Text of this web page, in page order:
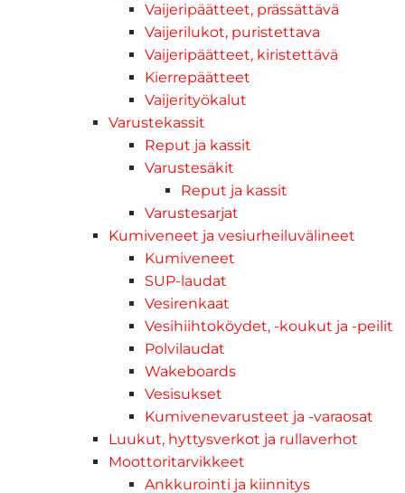
Vaijeripäätteet, prässättävä
Vaijerilukot, puristettava
Vaijeripäätteet, kiristettävä
Kierrepäätteet
Vaijerityökalut
Varustekassit
Reput ja kassit
Varustesäkit
Reput ja kassit
Varustesarjat
Kumiveneet ja vesiurheiluvälineet
Kumiveneet
SUP-laudat
Vesirenkaat
Vesihiihtoköydet, -koukut ja -peilit
Polvilaudat
Wakeboards
Vesisukset
Kumivenevarusteet ja -varaosat
Luukut, hyttysverkot ja rullaverhot
Moottoritarvikkeet
Ankkurointi ja kiinnitys